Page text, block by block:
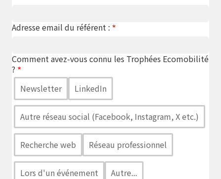
Adresse email du référent :
Comment avez-vous connu les Trophées Ecomobilité
?
Newsletter
LinkedIn
Autre réseau social (Facebook, Instagram, X etc.)
Recherche web Réseau professionnel
Lors d'un événement
Autre...